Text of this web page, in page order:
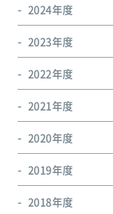
2024年度
2023年度
2022年度
2021年度
2020年度
2019年度
2018年度